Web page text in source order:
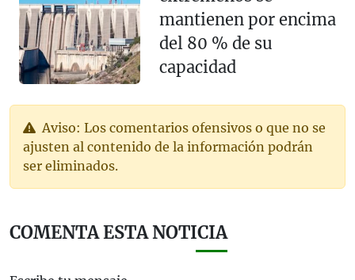
mantienen por encima
del 80 % de su
capacidad
Aviso: Los comentarios ofensivos o que no se
ajusten al contenido de la información podrán
ser eliminados.
COMENTA ESTA NOTICIA